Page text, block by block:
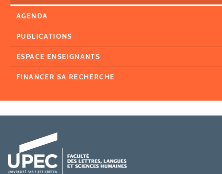
AGENDA
PUBLICATIONS
ESPACE ENSEIGNANTS
FINANCER SA RECHERCHE